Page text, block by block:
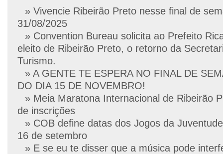
» Vivencie Ribeirão Preto nesse final de
31/08/2025
» Convention Bureau solicita ao Prefeito
eleito de Ribeirão Preto, o retorno da
Turismo.
» A GENTE TE ESPERA NO FINAL DE
DO DIA 15 DE NOVEMBRO!
» Meia Maratona Internacional de Ribeirão
de inscrições
» COB define datas dos Jogos da
16 de setembro
» E se eu te disser que a música pode